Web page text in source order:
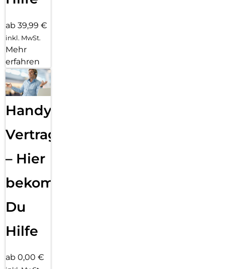
ab 39,99 €
inkl. MwSt.
Mehr
erfahren
Handy
Vertragsabwicklung
– Hier
bekommst
Du
Hilfe
ab 0,00 €